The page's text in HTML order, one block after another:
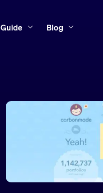
Guide Blog